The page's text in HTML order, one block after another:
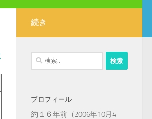
続き
検
索:
プロフィール
約１６年前（2006年10月4